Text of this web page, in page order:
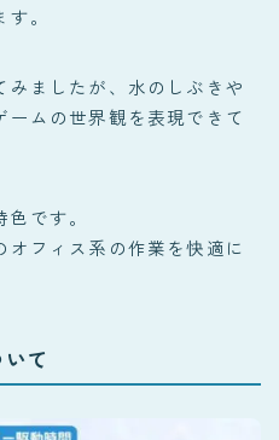
。
ましたが、水のしぶきや
ムの世界観を表現できて
です。
フィス系の作業を快適に
て